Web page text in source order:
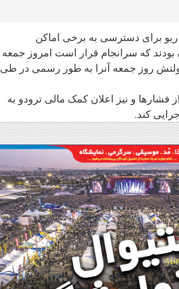
برای دسترسی به برخی اماکن
بودند که سرانجام قرار است امروز جمعه
روز جمعه آنرا به طور رسمی در طی
فشارها و نیز اعلان کمک مالی ترودو به
کند.